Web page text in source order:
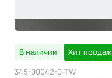
В наличии
Хит продаж
345-00042-0-TW